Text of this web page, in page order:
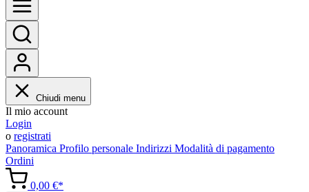
Chiudi menu
Il mio account
Login
o registrati
Panoramica Profilo personale Indirizzi Modalità di pagamento
Ordini
0,00 €*